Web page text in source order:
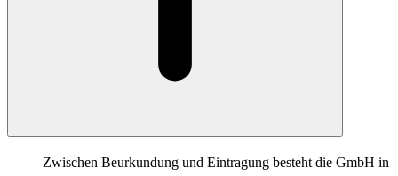
Zwischen Beurkundung und Eintragung besteht die GmbH in